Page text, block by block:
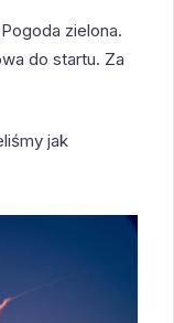
zielona.
do startu. Za
jak